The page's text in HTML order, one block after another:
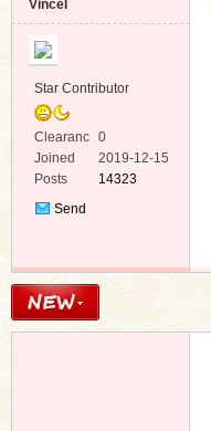
Vincel
Star Contributor
Clearanc
e
0
Joined
2019-12-15
Posts
14323
Send